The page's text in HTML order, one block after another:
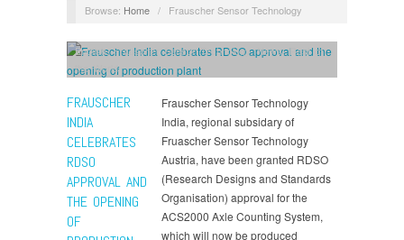
Browse: Home / Frauscher Sensor Technology
FRAUSCHER
INDIA
CELEBRATES
RDSO
APPROVAL AND
THE OPENING
OF
English,Frauscher Sensor Technology,News,Rest of
the World
Frauscher Sensor Technology
India, regional subsidary of
Fruascher Sensor Technology
Austria, have been granted RDSO
(Research Designs and Standards
Organisation) approval for the
ACS2000 Axle Counting System,
which will now be produced